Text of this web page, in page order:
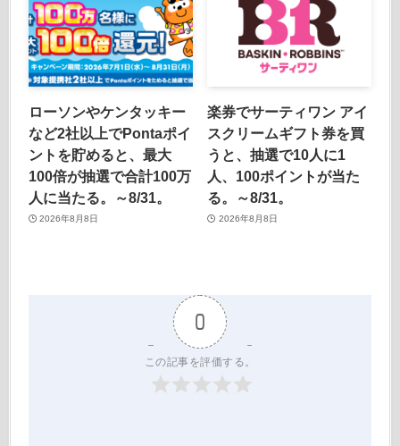
ローソンやケンタッキー
など2社以上でPontaポイ
ントを貯めると、最大
100倍が抽選で合計100万
人に当たる。～8/31。
2026年8月8日
楽券でサーティワン アイ
スクリームギフト券を買
うと、抽選で10人に1
人、100ポイントが当た
る。～8/31。
2026年8月8日
0
この記事を評価する。